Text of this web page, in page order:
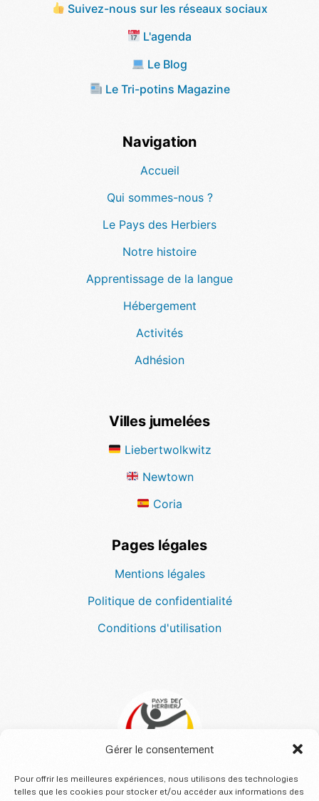
Gérer le consentement
Pour offrir les meilleures expériences, nous utilisons des technologies
telles que les cookies pour stocker et/ou accéder aux informations des
Suivez-nous sur les réseaux sociaux
L'agenda
Le Blog
Le Tri-potins Magazine
Navigation
Accueil
Qui sommes-nous ?
Le Pays des Herbiers
Notre histoire
Apprentissage de la langue
Hébergement
Activités
Adhésion
Villes jumelées
Liebertwolkwitz
Newtown
Coria
Pages légales
Mentions légales
Politique de confidentialité
Conditions d'utilisation